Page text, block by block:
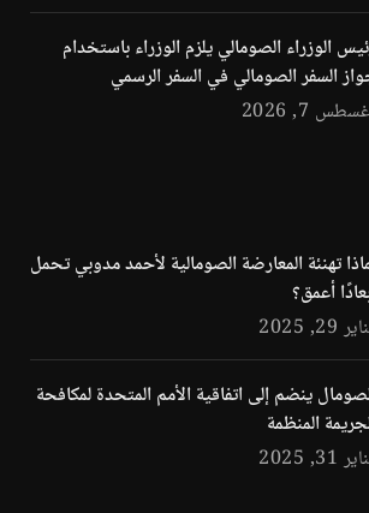
الوزراء الصومالي يلزم الوزراء باستخدام
السفر الصومالي في السفر الرسمي
7, 2026
تهنئة المعارضة الصومالية لأحمد مدوبي تحمل
أعمق؟
29, 2025
ينضم إلى اتفاقية الأمم المتحدة لمكافحة
المنظمة
31, 2025